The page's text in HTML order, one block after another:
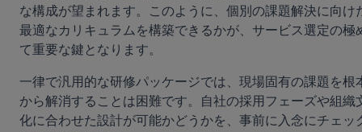
な構成が望まれます。このように、個別の課題解決に向け
最適なカリキュラムを構築できるかが、サービス選定の極
て重要な鍵となります。
一律で汎用的な研修パッケージでは、現場固有の課題を根
から解消することは困難です。自社の採用フェーズや組織
化に合わせた設計が可能かどうかを、事前に入念にチェッ